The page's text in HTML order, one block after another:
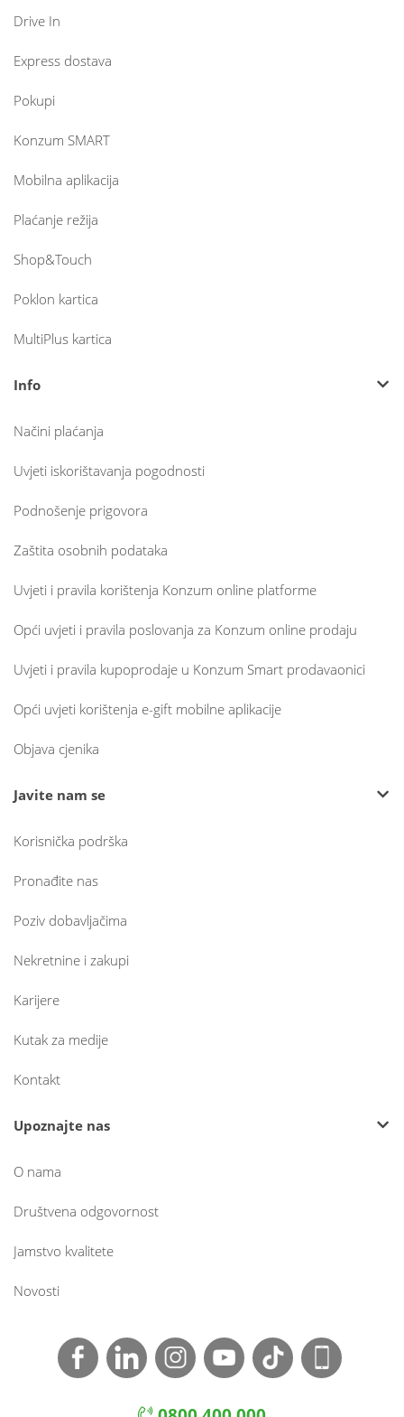
Drive In
Express dostava
Pokupi
Konzum SMART
Mobilna aplikacija
Plaćanje režija
Shop&Touch
Poklon kartica
MultiPlus kartica
Info
Načini plaćanja
Uvjeti iskorištavanja pogodnosti
Podnošenje prigovora
Zaštita osobnih podataka
Uvjeti i pravila korištenja Konzum online platforme
Opći uvjeti i pravila poslovanja za Konzum online prodaju
Uvjeti i pravila kupoprodaje u Konzum Smart prodavaonici
Opći uvjeti korištenja e-gift mobilne aplikacije
Objava cjenika
Javite nam se
Korisnička podrška
Pronađite nas
Poziv dobavljačima
Nekretnine i zakupi
Karijere
Kutak za medije
Kontakt
Upoznajte nas
O nama
Društvena odgovornost
Jamstvo kvalitete
Novosti